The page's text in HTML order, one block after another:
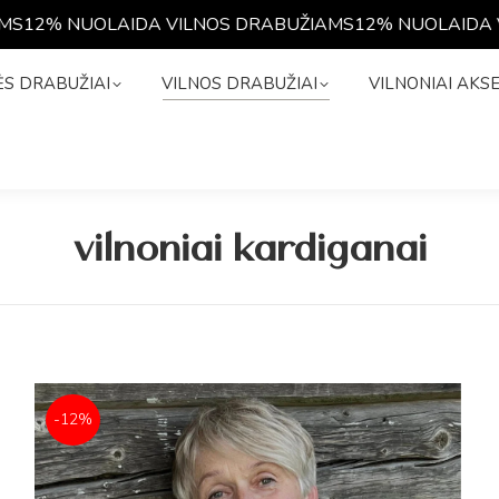
VILNOS DRABUŽIAMS12% NUOLAIDA VILNOS
DRABUŽIAI VILNOS DRABUŽIAI VILNONIAI
vilnoniai kardiganai
-12%
DRABUŽIAI VILNOS DRABUŽIAI VILNONIAI